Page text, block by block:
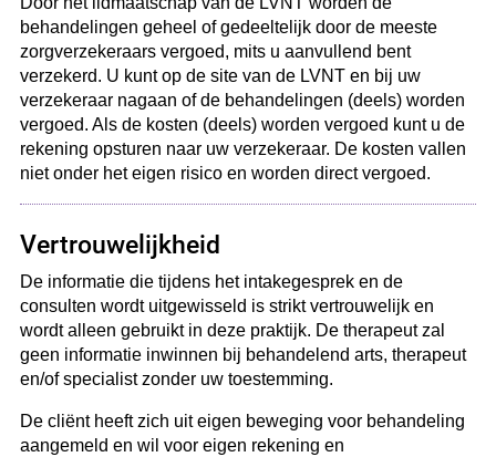
behandelingen geheel of gedeeltelijk door de meeste
zorgverzekeraars vergoed, mits u aanvullend bent
verzekerd. U kunt op de site van de LVNT en bij uw
verzekeraar nagaan of de behandelingen (deels) worden
vergoed. Als de kosten (deels) worden vergoed kunt u de
rekening opsturen naar uw verzekeraar. De kosten vallen
niet onder het eigen risico en worden direct vergoed.
Vertrouwelijkheid
De informatie die tijdens het intakegesprek en de
consulten wordt uitgewisseld is strikt vertrouwelijk en
wordt alleen gebruikt in deze praktijk. De therapeut zal
geen informatie inwinnen bij behandelend arts, therapeut
en/of specialist zonder uw toestemming.
De cliënt heeft zich uit eigen beweging voor behandeling
aangemeld en wil voor eigen rekening en